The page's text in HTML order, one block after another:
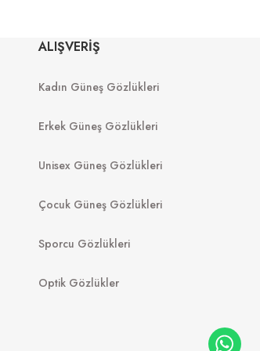
Rb 0360S 140371 57
ALIŞVERİŞ
Kadın Güneş Gözlükleri
Erkek Güneş Gözlükleri
Unisex Güneş Gözlükleri
Çocuk Güneş Gözlükleri
Sporcu Gözlükleri
Optik Gözlükler